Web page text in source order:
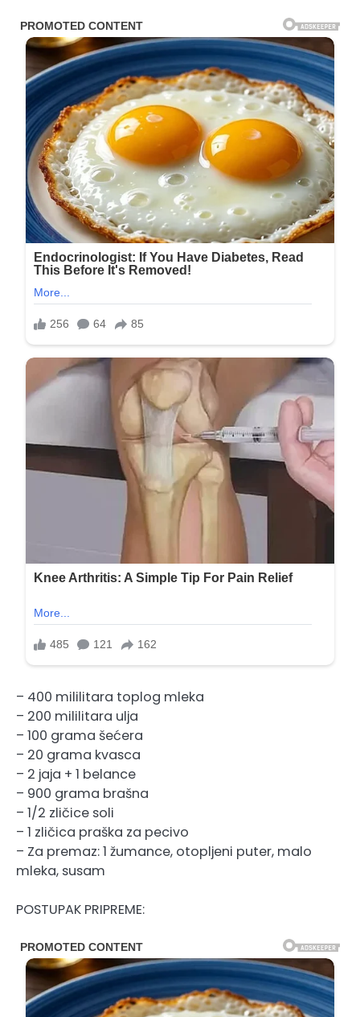
– 400 mililitara toplog mleka
– 200 mililitara ulja
– 100 grama šećera
– 20 grama kvasca
– 2 jaja + 1 belance
– 900 grama brašna
– 1/2 zličice soli
– 1 zličica praška za pecivo
– Za premaz: 1 žumance, otopljeni puter, malo
mleka, susam
POSTUPAK PRIPREME: